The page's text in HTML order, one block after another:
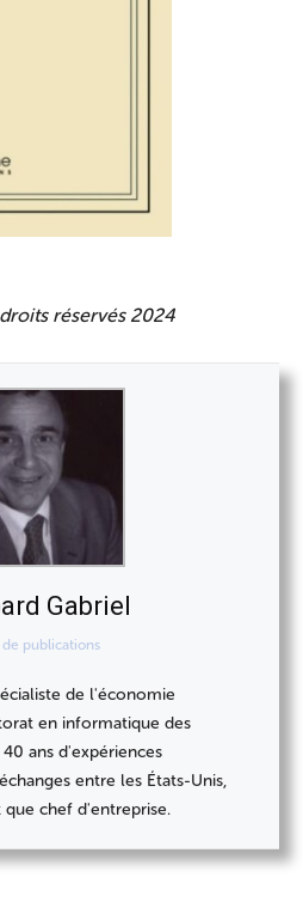
réservés 2024
Gabriel
de publications
de l'économie
en informatique des
ans d'expériences
entre les États-Unis,
chef d'entreprise.